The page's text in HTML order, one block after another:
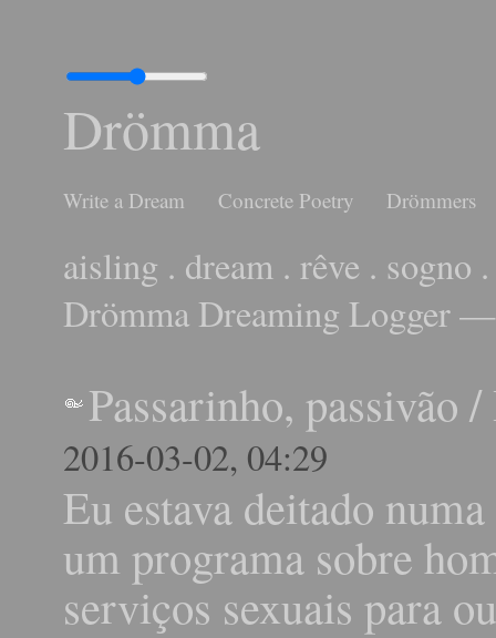
Drömma
Write a Dream Concrete Poetry Drömmers
aisling . dream . rêve . sogno
Drömma Dreaming Logger
Passarinho, passivão /
2016-03-02, 04:29
Eu estava deitado
um programa sobre
serviços sexuais para